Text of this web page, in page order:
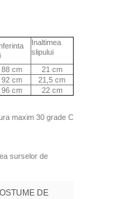
Inaltimea
slipului
88 cm
21 cm
92 cm
21,5 cm
96 cm
22 cm
maxim 30 grade C
surselor de
DE